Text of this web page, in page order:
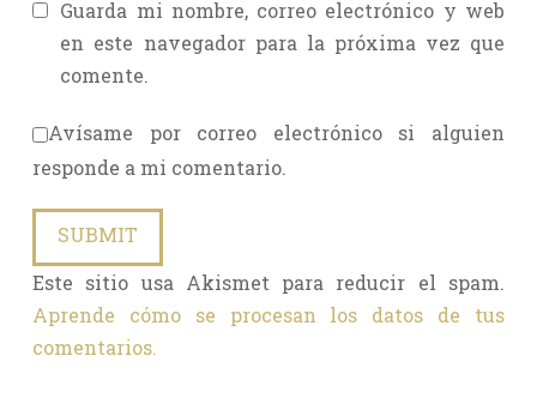
Guarda mi nombre, correo electrónico y web
en este navegador para la próxima vez que
comente.
Avísame por correo electrónico si alguien
responde a mi comentario.
Este sitio usa Akismet para reducir el spam.
Aprende cómo se procesan los datos de tus
comentarios.